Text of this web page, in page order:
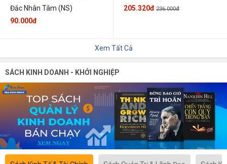
Đắc Nhân Tâm (NS)
90.000đ
205.320đ 236.000đ
Xem Tất Cả
SÁCH KINH DOANH - KHỞI NGHIỆP